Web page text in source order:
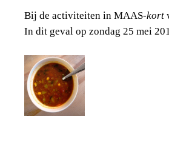
Bij de activiteiten in MAAS-kort
In dit geval op zondag 25 mei